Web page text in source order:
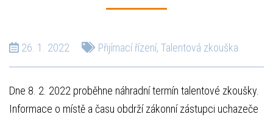
26. 1. 2022 Přijímací řízení, Talentová zkouška
Dne 8. 2. 2022 proběhne náhradní termín talentové zkoušky.
Informace o místě a času obdrží zákonní zástupci uchazeče